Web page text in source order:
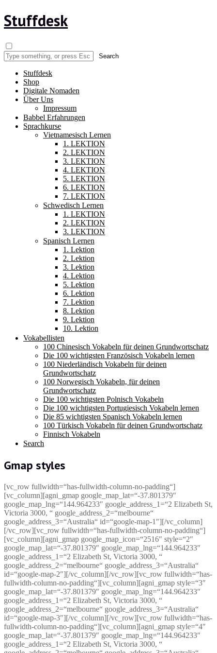
Stuffdesk
Stuffdesk
Shop
Digitale Nomaden
Über Uns
Impressum
Babbel Erfahrungen
Sprachkurse
Vietnamesisch Lernen
1. LEKTION
2. LEKTION
3. LEKTION
4. LEKTION
5. LEKTION
6. LEKTION
7. LEKTION
Schwedisch Lernen
1. LEKTION
2. LEKTION
3. LEKTION
Spanisch Lernen
1. Lektion
2. Lektion
3. Lektion
4. Lektion
5. Lektion
6. Lektion
7. Lektion
8. Lektion
9. Lektion
10. Lektion
Vokabellisten
100 Chinesisch Vokabeln für deinen Grundwortschatz
Die 100 wichtigsten Französisch Vokabeln lernen
100 Niederländisch Vokabeln für deinen
Grundwortschatz
100 Norwegisch Vokabeln, für deinen
Grundwortschatz
Die 100 wichtigsten Polnisch Vokabeln
Die 100 wichtigsten Portugiesisch Vokabeln lernen
Die 85 wichtigsten Spanisch Vokabeln lernen
100 Türkisch Vokabeln für deinen Grundwortschatz
Finnisch Vokabeln
Search
Gmap styles
[vc_row fullwidth=“has-fullwidth-column-no-padding“]
[vc_column][agni_gmap google_map_lat=“-37.801379″
google_map_lng=“144.964233″ google_address_1=“2 Elizabeth St,
Victoria 3000, “ google_address_2=“melbourne“
google_address_3=“Australia“ id=“google-map-1″][/vc_column]
[/vc_row][vc_row fullwidth=“has-fullwidth-column-no-padding“]
[vc_column][agni_gmap google_map_icon=“2516″ style=“2″
google_map_lat=“-37.801379″ google_map_lng=“144.964233″
google_address_1=“2 Elizabeth St, Victoria 3000, “
google_address_2=“melbourne“ google_address_3=“Australia“
id=“google-map-2″][/vc_column][/vc_row][vc_row fullwidth=“has-
fullwidth-column-no-padding“][vc_column][agni_gmap style=“3″
google_map_lat=“-37.801379″ google_map_lng=“144.964233″
google_address_1=“2 Elizabeth St, Victoria 3000, “
google_address_2=“melbourne“ google_address_3=“Australia“
id=“google-map-3″][/vc_column][/vc_row][vc_row fullwidth=“has-
fullwidth-column-no-padding“][vc_column][agni_gmap style=“4″
google_map_lat=“-37.801379″ google_map_lng=“144.964233″
google_address_1=“2 Elizabeth St, Victoria 3000, “